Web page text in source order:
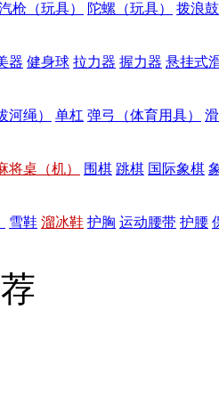
枪（玩具） 陀螺（玩具） 拨浪
器 健身球 拉力器 握力器 悬挂式
河绳） 单杠 弹弓（体育用具）
将桌（机） 围棋 跳棋 国际象棋
雪鞋 溜冰鞋 护胸 运动腰带 护腰